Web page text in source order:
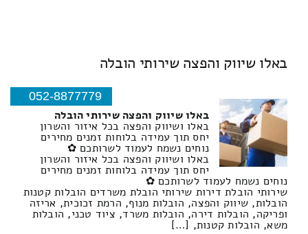
באלו שיווק והפצה שירותי הובלה
052-8877779
באלו שיווק והפצה שירותי הובלה
באלו ושיווק והפצה בכל איזור והשרון
יחס תוך עמידה בלוחות זמנים מחירים
נוחים נשמח לעמוד לשרותכם ✿
באלו ושיווק והפצה בכל איזור והשרון
יחס תוך עמידה בלוחות זמנים מחירים
נוחים נשמח לעמוד לשרותכם ✿
שירותי הובלת דירות שירותי הובלת משרדים הובלות קטנות
הובלות, שיווק והפצה, הובלות מנוף, הרמת זכוכית, אריזה
ופריקה, הובלות דירה, הובלות משרד, ציוד טכני, הובלות
משא, הובלות קטנות, […]